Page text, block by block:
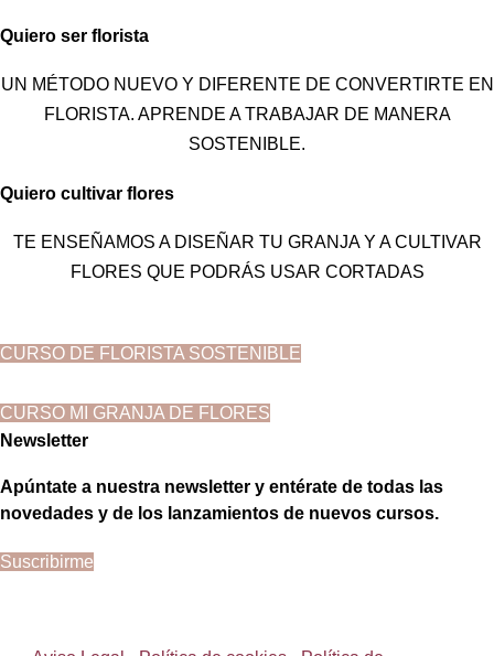
Quiero ser florista
UN MÉTODO NUEVO Y DIFERENTE DE CONVERTIRTE EN
FLORISTA. APRENDE A TRABAJAR DE MANERA
SOSTENIBLE.
Quiero cultivar flores
TE ENSEÑAMOS A DISEÑAR TU GRANJA Y A CULTIVAR
FLORES QUE PODRÁS USAR CORTADAS
CURSO DE FLORISTA SOSTENIBLE
CURSO MI GRANJA DE FLORES
Newsletter
Apúntate a nuestra newsletter y entérate de todas las
novedades y de los lanzamientos de nuevos cursos.
Suscribirme